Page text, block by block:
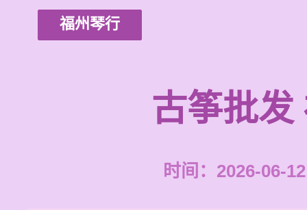
福州琴行
古筝批发
时间：2026-06-